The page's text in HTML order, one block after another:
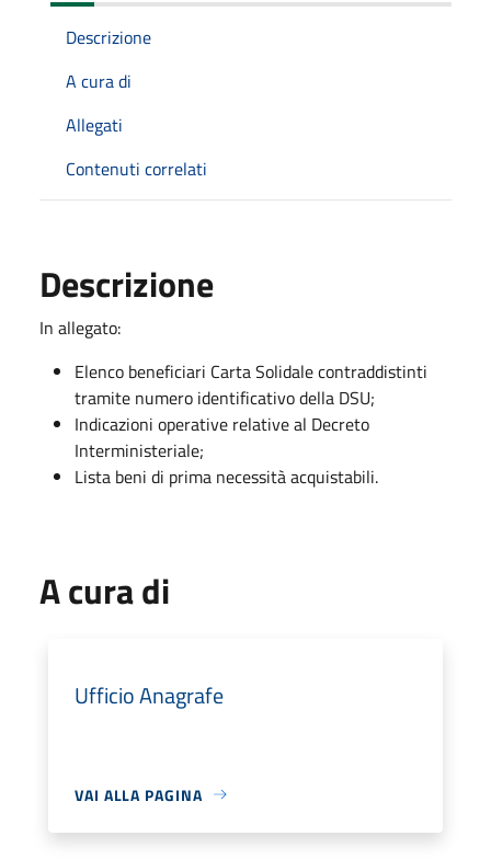
Descrizione
A cura di
Allegati
Contenuti correlati
Descrizione
In allegato:
Elenco beneficiari Carta Solidale contraddistinti
tramite numero identificativo della DSU;
Indicazioni operative relative al Decreto
Interministeriale;
Lista beni di prima necessità acquistabili.
A cura di
Ufficio Anagrafe
VAI ALLA PAGINA